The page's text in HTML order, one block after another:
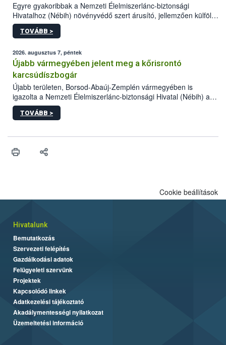
Egyre gyakoribbak a Nemzeti Élelmiszerlánc-biztonsági
Hivatalhoz (Nébih) növényvédő szert árusító, jellemzően külföldi
honlapok kapcsán érkező bejelentések. Emellett az ilyen
termékeket kínáló kéretlen online reklámok mennyisége is
összegyűjtötte az illegális növényvédő szerek kapcsán
előforduló árulkodó jeleket, valamint a webáruházakból való
vásárlás kockázatait.
TOVÁBB >
2026. augusztus 7, péntek
Újabb vármegyében jelent meg a kőrisrontó
karcsúdíszbogár
Újabb területen, Borsod-Abaúj-Zemplén vármegyében is
igazolta a Nemzeti Élelmiszerlánc-biztonsági Hivatal (Nébih) a
kőrisrontó karcsúdíszbogár (Agrilus planipennis) jelenlétét. A
kártevőt nem csak színcsapdában találták meg, de már fertőzött
az intenzív felderítést, emellett az intézkedéseket a szlovák
TOVÁBB >
Cookie beállítások
Hivatalunk
Bemutatkozás
Szervezeti felépítés
Gazdálkodási adatok
Felügyeleti szervünk
Projektek
Kapcsolódó linkek
Adatkezelési tájékoztató
Akadálymentességi nyilatkozat
Üzemeltetési információ